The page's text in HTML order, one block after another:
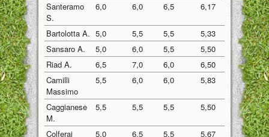
Santeramo
S.
6,0 6,0 6,5 6,17
Bartolotta A. 5,0 5,5 5,5
5,33
Sansaro A.
5,0 6,0 5,5
5,50
Riad A.
6,5 7,0 6,0
6,50
Camilli
Massimo
5,5 6,0 6,0 5,83
Caggianese
M.
5,5 5,5 5,5 5,50
Colferai
5,0 6,5 5,5 5,67